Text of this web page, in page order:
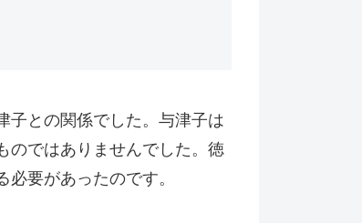
子との関係でした。与津子は
のではありませんでした。徳
要があったのです。